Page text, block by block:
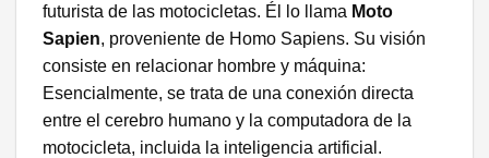
futurista de las motocicletas. Él lo llama Moto
Sapien, proveniente de Homo Sapiens. Su visión
consiste en relacionar hombre y máquina:
Esencialmente, se trata de una conexión directa
entre el cerebro humano y la computadora de la
motocicleta, incluida la inteligencia artificial.